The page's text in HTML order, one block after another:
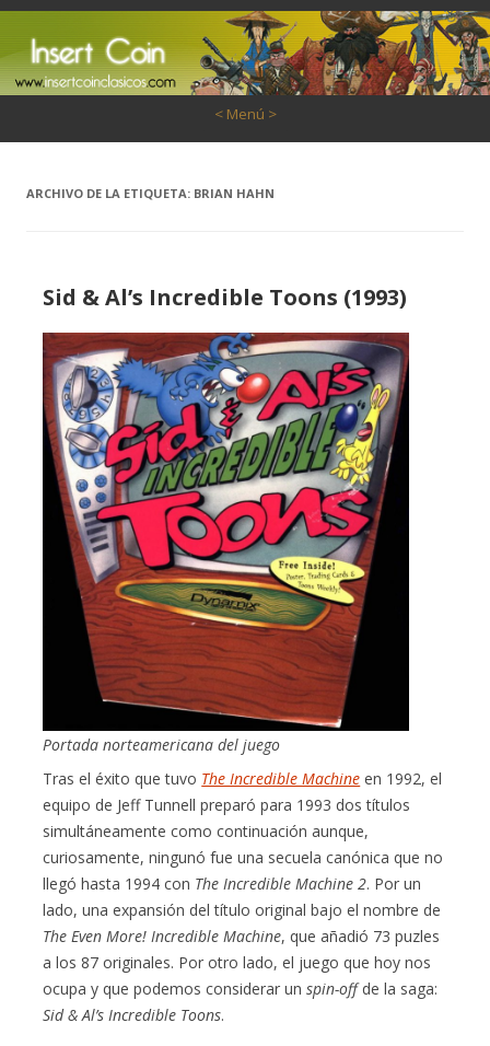
< Menú >
ARCHIVO DE LA ETIQUETA: BRIAN HAHN
Sid & Al’s Incredible Toons (1993)
Portada norteamericana del juego
Tras el éxito que tuvo The Incredible Machine en 1992, el
equipo de Jeff Tunnell preparó para 1993 dos títulos
simultáneamente como continuación aunque,
curiosamente, ningunó fue una secuela canónica que no
llegó hasta 1994 con The Incredible Machine 2. Por un
lado, una expansión del título original bajo el nombre de
The Even More! Incredible Machine, que añadió 73 puzles
a los 87 originales. Por otro lado, el juego que hoy nos
ocupa y que podemos considerar unspin-offde la saga:
Sid & Al’s Incredible Toons.